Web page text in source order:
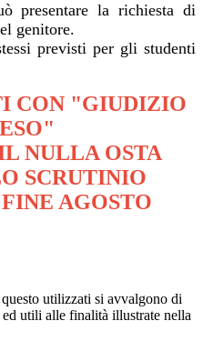
presentare la richiesta di
genitore.
previsti per gli studenti
CON "GIUDIZIO
NULLA OSTA
SCRUTINIO
AGOSTO
utilizzati si avvalgono di
utili alle finalità illustrate nella